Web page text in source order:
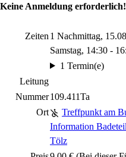
Keine Anmeldung erforderlich!
Zeiten 1 Nachmittag,
Samstag, 14:30 -
1 Termin(e)
Leitung
Nummer109.411Ta
Ort
Treffpunkt am
Information Badeteil
Tölz